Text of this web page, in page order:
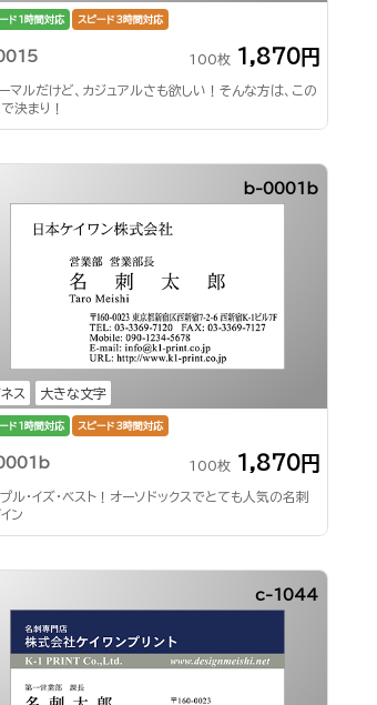
ド1時間対応 スピード3時間対応
100枚 1,870円
マルだけど、カジュアルさも欲しい！そんな方は、この
決まり！
ス 大きな文字
b-0001b
ド1時間対応 スピード3時間対応
100枚 1,870円
ル・イズ・ベスト！オーソドックスでとても人気の名刺
ン
c-1044